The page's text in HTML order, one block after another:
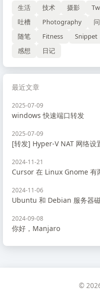
生活 技术 摄影
吐槽
Photography
随笔
Fitness Snippet
感想
日记
最近文章
2025-07-09
windows 快速端口转发
2025-07-09
[转发] Hyper-V NAT 网络设
2024-11-21
Cursor 在 Linux Gnome 有
2024-11-06
Ubuntu 和 Debian 服务器
2024-09-08
你好，Manjaro
©